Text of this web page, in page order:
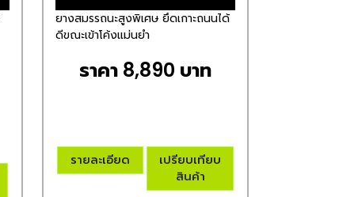
ยางสมรรถนะสูงพิเศษ ยึดเกาะถนนได้
ดีขณะเข้าโค้งแม่นยำ
ราคา 8,890 บาท
รายละเอียด
เปรียบเทียบ
สินค้า